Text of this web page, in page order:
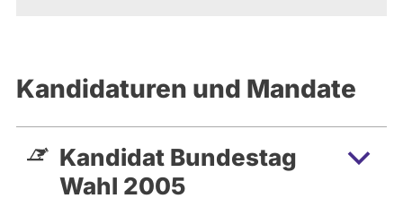
Kandidaturen und Mandate
Kandidat Bundestag
Wahl 2005